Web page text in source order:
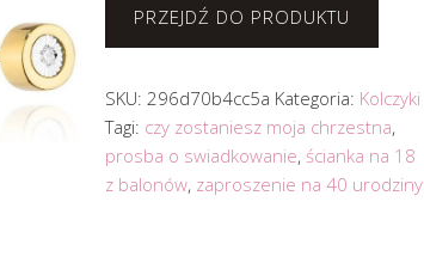
PRZEJDŹ DO PRODUKTU
SKU: 296d70b4cc5a Kategoria: Kolczyki
Tagi: czy zostaniesz moja chrzestna,
prosba o swiadkowanie, ścianka na 18
z balonów, zaproszenie na 40 urodziny